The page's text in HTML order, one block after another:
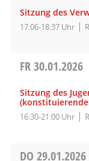
Sitzung des
17:06-18:37 Uhr
FR30.01.2026
Sitzung des
16:30-21:00 Uhr
DO 29.01.2026